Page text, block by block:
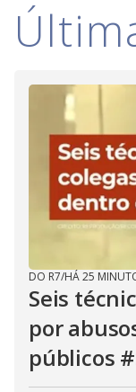
DO R7/HÁ 25
Seis
por
públicos